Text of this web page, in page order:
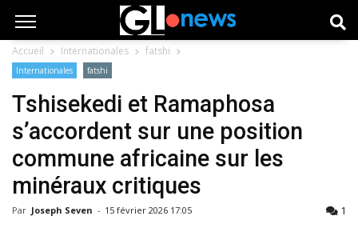
Accueil Internationales fatshi
Internationales fatshi
Tshisekedi et Ramaphosa
s’accordent sur une position
commune africaine sur les
minéraux critiques
Par Joseph Seven - 15 février 2026 17:05 1